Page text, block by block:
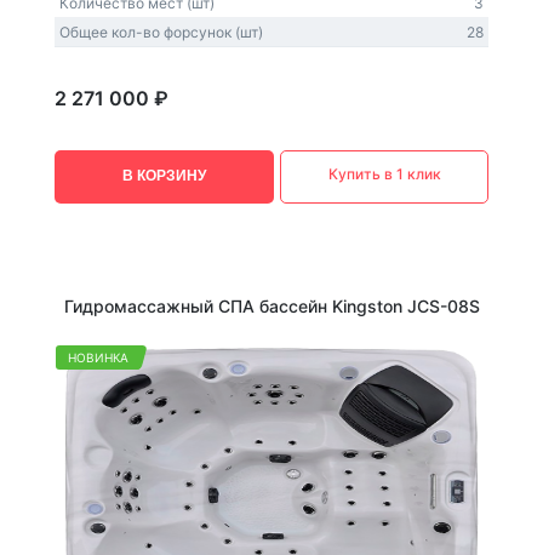
Общее кол-во форсунок (шт)
28
2 271 000 ₽
В КОРЗИНУ Купить в 1 клик
Гидромассажный СПА бассейн Kingston JCS-08S
НОВИНКА